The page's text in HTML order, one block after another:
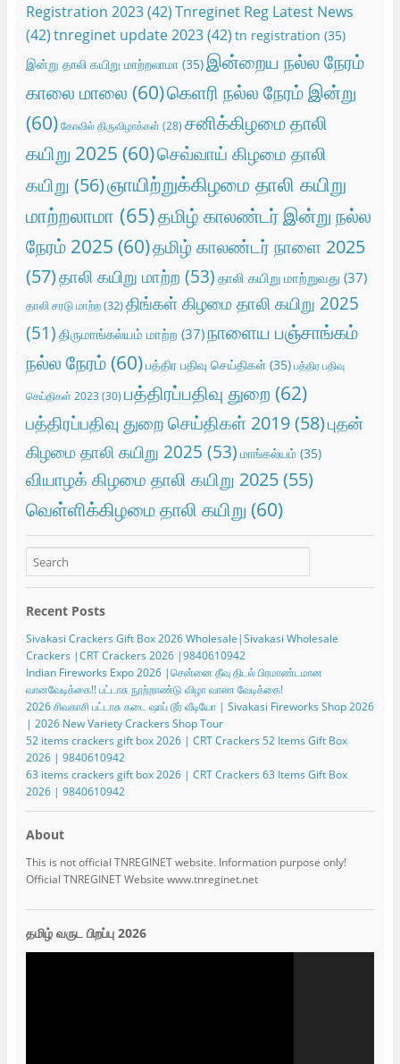
Registration 2023(42)Tnreginet Reg Latest News
(42)tnreginet update 2023(42) tn registration (35)
இன்று தாலி கயிறு மாற்றலாமா(35)இன்றைய நல்ல நேரம்
காலை மாலை (60)கெளரி நல்ல நேரம் இன்று
(60) கோவில் திருவிழாக்கள் (28) சனிக்கிழமை தாலி
கயிறு 2025 (60)செவ்வாய் கிழமை தாலி
கயிறு (56)ஞாயிற்றுக்கிழமை தாலி கயிறு
மாற்றலாமா (65)தமிழ் காலண்டர் இன்று நல்ல
நேரம் 2025 (60)தமிழ் காலண்டர் நாளை 2025
(57)தாலி கயிறு மாற்ற (53) தாலி கயிறு மாற்றுவது (37)
தாலி சரடு மாற்ற(32)திங்கள் கிழமை தாலி கயிறு 2025
(51) திருமாங்கல்யம் மாற்ற (37)நாளைய பஞ்சாங்கம்
நல்ல நேரம்(60)பத்திர பதிவு செய்திகள்(35) பத்திர பதிவு
செய்திகள் 2023 (30) பத்திரப்பதிவு துறை (62)
பத்திரப்பதிவு துறை செய்திகள் 2019(58)புதன்
கிழமை தாலி கயிறு 2025 (53) மாங்கல்யம்(35)
வியாழக் கிழமை தாலி கயிறு 2025(55)
வெள்ளிக்கிழமை தாலி கயிறு (60)
Recent Posts
Sivakasi Crackers Gift Box 2026 Wholesale|Sivakasi Wholesale
Crackers |CRT Crackers 2026 |9840610942
Indian Fireworks Expo 2026 |சென்னை தீவு திடல் பிரமாண்டமான
வானவேடிக்கை!! பட்டாசு நூற்றாண்டு விழா வாண வேடிக்கை!
2026 சிவகாசி பட்டாசு கடை ஷாப் டூர் வீடியோ | Sivakasi Fireworks Shop 2026
| 2026 New Variety Crackers Shop Tour
52 items crackers gift box 2026 | CRT Crackers 52 Items Gift Box
2026 | 9840610942
63 items crackers gift box 2026 | CRT Crackers 63 Items Gift Box
2026 | 9840610942
About
This is not official TNREGINET website. Information purpose only!
Official TNREGINET Website www.tnreginet.net
தமிழ் வருட பிறப்பு 2026